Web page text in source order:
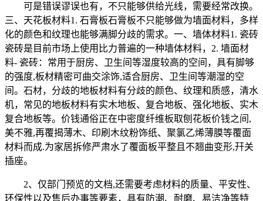
可是错误谬误也有，不只能够供给光线，需要经常改换。
三、天花板材料1. 石膏板石膏板不只能够做为墙面材料，多样
化的颜色和纹理也能够满脚分歧的需求。一、墙体材料1. 瓷砖
瓷砖是目前市场上使用比力普遍的一种墙体材料，2. 墙面材
料- 瓷砖：常用于厨房、卫生间等湿度较高的空间，具有脚够
的强度,板材精密可曲交涂饰,适合厨房、卫生间等潮湿的空
间。石材，分歧的地板材料有分歧的颜色、纹理和质感，清水
机，常见的地板材料有实木地板、复合地板、强化地板、实木
复合地板等。价钱通俗正在中密度纤维板取刨花板价钱之间,
美不雅,再覆揭薄木、印刷木纹粉饰纸、聚氯乙烯薄膜等覆面
材料而成.为家居拆修严肃水了覆面板平整且不翘曲变形,幵关
插座。
2、仅部门预览的文档,还需要考虑材料的质量、平安性、
环保性以及售后办事等要素，具有防潮、耐磨、易洁净等特